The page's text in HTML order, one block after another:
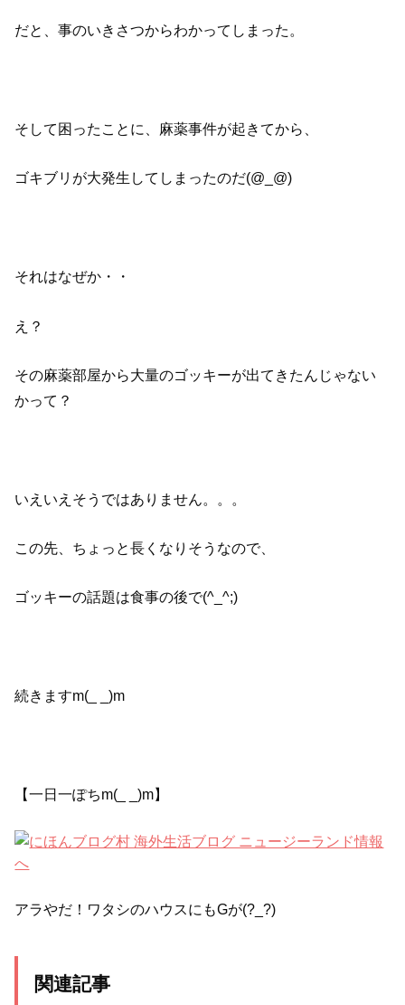
だと、事のいきさつからわかってしまった。
そして困ったことに、麻薬事件が起きてから、
ゴキブリが大発生してしまったのだ(@_@)
それはなぜか・・
え？
その麻薬部屋から大量のゴッキーが出てきたんじゃない
かって？
いえいえそうではありません。。。
この先、ちょっと長くなりそうなので、
ゴッキーの話題は食事の後で(^_^;)
続きますm(_ _)m
【一日一ぽちm(_ _)m】
アラやだ！ワタシのハウスにもGが(?_?)
関連記事